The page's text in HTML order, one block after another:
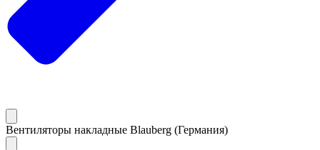
Вентиляторы накладные Blauberg (Германия)